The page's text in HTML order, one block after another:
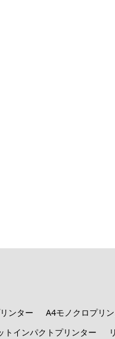
ンター
A4モノクロプリ
トインパクトプリンター